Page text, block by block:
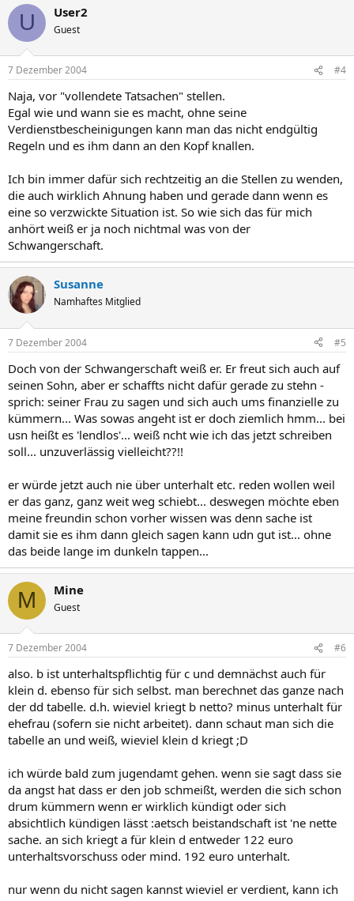
U User2
Guest
7 Dezember 2004 #4
Naja, vor "vollendete Tatsachen" stellen.
Egal wie und wann sie es macht, ohne seine
Verdienstbescheinigungen kann man das nicht endgültig
Regeln und es ihm dann an den Kopf knallen.
Ich bin immer dafür sich rechtzeitig an die Stellen zu wenden,
die auch wirklich Ahnung haben und gerade dann wenn es
eine so verzwickte Situation ist. So wie sich das für mich
anhört weiß er ja noch nichtmal was von der
Schwangerschaft.
Susanne
Namhaftes Mitglied
7 Dezember 2004 #5
Doch von der Schwangerschaft weiß er. Er freut sich auch auf
seinen Sohn, aber er schaffts nicht dafür gerade zu stehn -
sprich: seiner Frau zu sagen und sich auch ums finanzielle zu
kümmern... Was sowas angeht ist er doch ziemlich hmm... bei
usn heißt es 'lendlos'... weiß ncht wie ich das jetzt schreiben
soll... unzuverlässig vielleicht??!!
er würde jetzt auch nie über unterhalt etc. reden wollen weil
er das ganz, ganz weit weg schiebt... deswegen möchte eben
meine freundin schon vorher wissen was denn sache ist
damit sie es ihm dann gleich sagen kann udn gut ist... ohne
das beide lange im dunkeln tappen...
M Mine
Guest
7 Dezember 2004 #6
also. b ist unterhaltspflichtig für c und demnächst auch für
klein d. ebenso für sich selbst. man berechnet das ganze nach
der dd tabelle. d.h. wieviel kriegt b netto? minus unterhalt für
ehefrau (sofern sie nicht arbeitet). dann schaut man sich die
tabelle an und weiß, wieviel klein d kriegt ;D
ich würde bald zum jugendamt gehen. wenn sie sagt dass sie
da angst hat dass er den job schmeißt, werden die sich schon
drum kümmern wenn er wirklich kündigt oder sich
absichtlich kündigen lässt :aetsch beistandschaft ist 'ne nette
sache. an sich kriegt a für klein d entweder 122 euro
unterhaltsvorschuss oder mind. 192 euro unterhalt.
nur wenn du nicht sagen kannst wieviel er verdient, kann ich